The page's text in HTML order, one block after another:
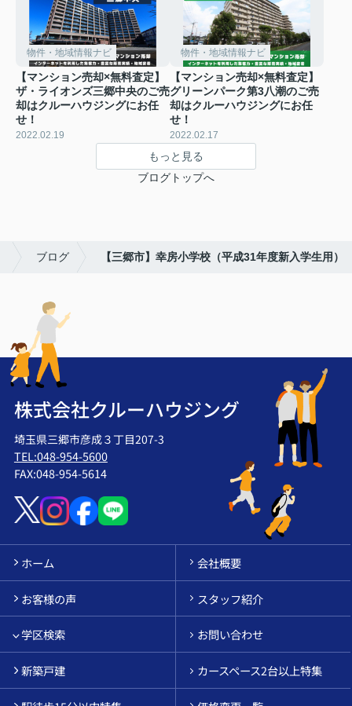
物件・地域情報ナビ
【マンション売却×無料査定】
ザ・ライオンズ三郷中央のご売
却はクルーハウジングにお任
せ！
2022.02.19
物件・地域情報ナビ
【マンション売却×無料査定】
グリーンパーク第3八潮のご売
却はクルーハウジングにお任
せ！
2022.02.17
もっと見る
ブログトップへ
ブログ 【三郷市】幸房小学校（平成31年度新入学生用）
株式会社クルーハウジング
埼玉県三郷市彦成３丁目207-3
TEL:048-954-5600
FAX:048-954-5614
ホーム 会社概要
お客様の声 スタッフ紹介
学区検索 お問い合わせ
新築戸建 カースペース2台以上特集